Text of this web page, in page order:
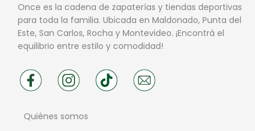
Once es la cadena de zapaterías y tiendas deportivas
para toda la familia. Ubicada en Maldonado, Punta del
Este, San Carlos, Rocha y Montevideo. ¡Encontrá el
equilibrio entre estilo y comodidad!
Quiénes somos